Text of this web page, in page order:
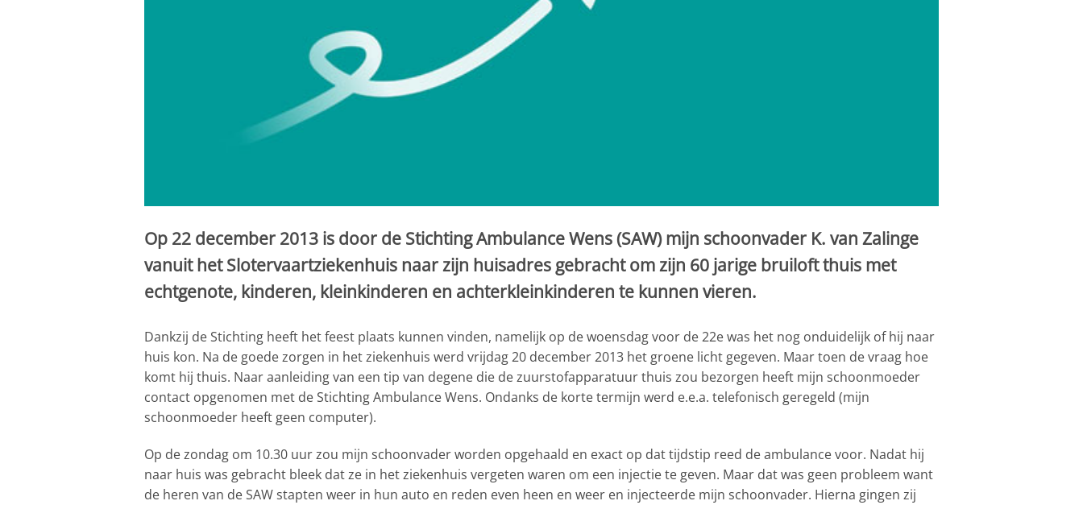
Op 22 december 2013 is door de Stichting Ambulance Wens (SAW) mijn schoonvader K. van Zalinge
vanuit het Slotervaartziekenhuis naar zijn huisadres gebracht om zijn 60 jarige bruiloft thuis met
echtgenote, kinderen, kleinkinderen en achterkleinkinderen te kunnen vieren.
Dankzij de Stichting heeft het feest plaats kunnen vinden, namelijk op de woensdag voor de 22e was het nog onduidelijk of hij naar
huis kon. Na de goede zorgen in het ziekenhuis werd vrijdag 20 december 2013 het groene licht gegeven. Maar toen de vraag hoe
komt hij thuis. Naar aanleiding van een tip van degene die de zuurstofapparatuur thuis zou bezorgen heeft mijn schoonmoeder
contact opgenomen met de Stichting Ambulance Wens. Ondanks de korte termijn werd e.e.a. telefonisch geregeld (mijn
schoonmoeder heeft geen computer).
Op de zondag om 10.30 uur zou mijn schoonvader worden opgehaald en exact op dat tijdstip reed de ambulance voor. Nadat hij
naar huis was gebracht bleek dat ze in het ziekenhuis vergeten waren om een injectie te geven. Maar dat was geen probleem want
de heren van de SAW stapten weer in hun auto en reden even heen en weer en injecteerde mijn schoonvader. Hierna gingen zij